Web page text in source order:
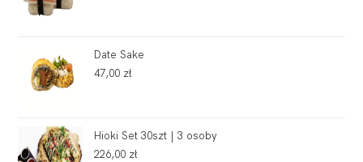
Date Sake
47,00 zł
Hioki Set 30szt | 3 osoby
226,00 zł